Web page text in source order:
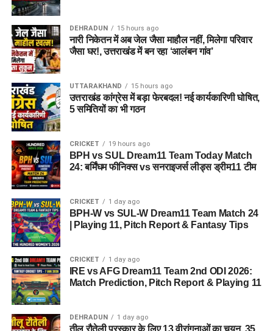
DEHRADUN 15 hours ago
नारी निकेतन में अब जेल जैसा माहौल नहीं, मिलेगा परिवार
जैसा घर!, उत्तराखंड में बन रहा ‘आलंबन गांव’
UTTARAKHAND 15 hours ago
उत्तराखंड कांग्रेस में बड़ा फेरबदल! नई कार्यकारिणी घोषित,
5 समितियों का भी गठन
CRICKET 19 hours ago
BPH vs SUL Dream11 Team Today Match
24: बर्मिंघम फीनिक्स vs सनराइजर्स लीड्स ड्रीम11 टीम
CRICKET 1 day ago
BPH-W vs SUL-W Dream11 Team Match 24
| Playing 11, Pitch Report & Fantasy Tips
CRICKET 1 day ago
IRE vs AFG Dream11 Team 2nd ODI 2026:
Match Prediction, Pitch Report & Playing 11
DEHRADUN 1 day ago